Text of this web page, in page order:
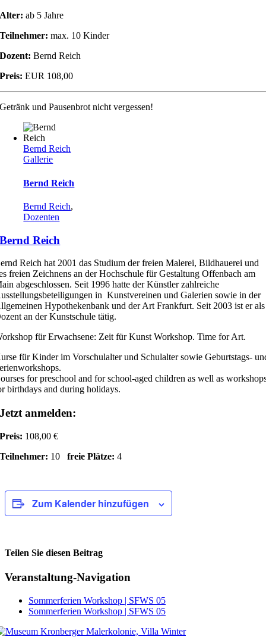
Alter: ab 5 Jahre
Teilnehmer: max. 10 Kinder
Dozent: Bernd Reich
Preis: EUR 108,00
Getränk und Pausenbrot nicht vergessen!
Bernd Reich
Gallerie
Bernd Reich
Bernd Reich,
Dozenten
Bernd Reich
Reich hat 2001 das Studium der freien Malerei, Bildhauerei und
freien Zeichnens an der Hochschule für Gestaltung Offenbach am
abgeschlossen. Seit 1996 hatte der Künstler zahlreiche
in Kunstvereinen und Galerien sowie in der
Hypothekenbank und der Art Frankfurt. Seit 2003 ist er als
an der Kunstschule tätig.
für Erwachsene: Zeit für Kunst Workshop. Time for Art.
für Kinder im Vorschulalter und Schulalter sowie Geburtstags-
for preschool and for school-aged children as well as
birthdays and during holidays.
Jetzt anmelden:
Preis: 108,00 €
Teilnehmer: 10freie Plätze: 4
Zum Kalender hinzufügen
Teilen Sie diesen Beitrag
Facebook
Veranstaltung-Navigation
Sommerferien Workshop | SFWS 05
Sommerferien Workshop | SFWS 05